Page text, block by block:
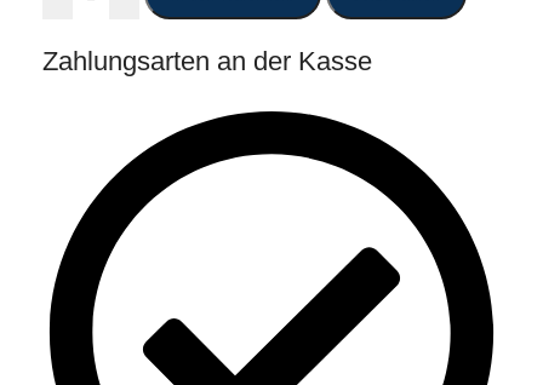
Zahlungsarten an der Kasse